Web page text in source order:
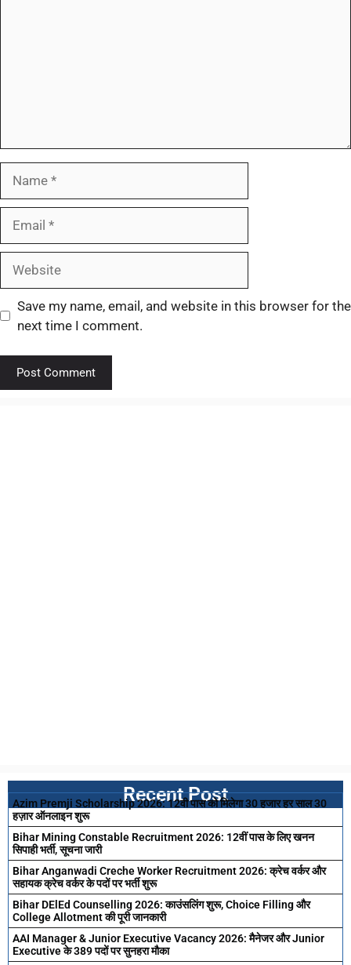
Save my name, email, and website in this browser for the
next time I comment.
Recent Post
Azim Premji Scholarship 2026: 12वी पास को मिलेगा 30 हजार हर साल 30
हज़ार ऑनलाइन शुरू
Bihar Mining Constable Recruitment 2026: 12वीं पास के लिए खनन
सिपाही भर्ती, सूचना जारी
Bihar Anganwadi Creche Worker Recruitment 2026: क्रेच वर्कर और
सहायक क्रेच वर्कर के पदों पर भर्ती शुरू
Bihar DElEd Counselling 2026: काउंसलिंग शुरू, Choice Filling और
College Allotment की पूरी जानकारी
AAI Manager & Junior Executive Vacancy 2026: मैनेजर और Junior
Executive के 389 पदों पर सुनहरा मौका